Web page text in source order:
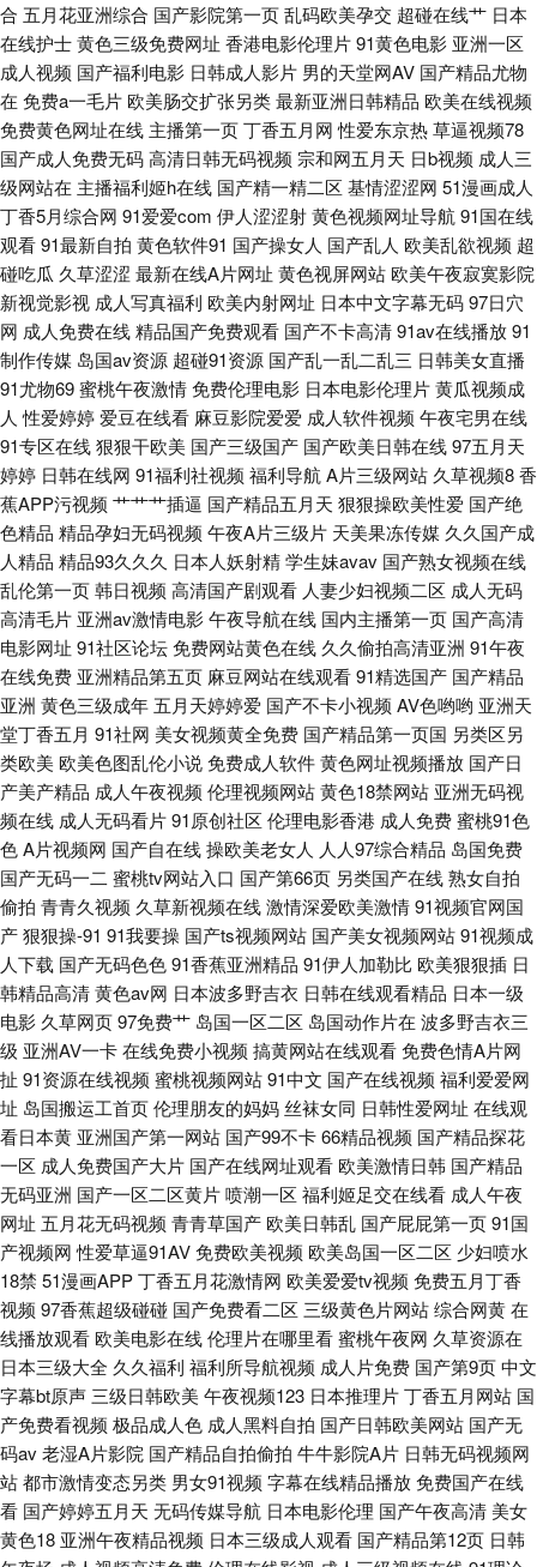
影院成人 国内精品综久久 青青草社区视频美 亚洲日韩欧美自慰在线 91三及
片网址 国产自拍三级视频 日韩黄色网址 亚洲久久蜜桃网站 九九RE精品视频
色久悠悠成人图区 91tv福利 91性交A片 国产精品熟女三区 日本啊在线免费
观看 91每日更新 豆花视屏 殴美性生话 一区二区成人美日本 91视频在线观看
免费视频 国产成人在线视频地址 欧美日韩内射视频 91次元视频在线观看 国
产成人综合亚洲专区 欧美日韩黄页免费 综合国产一区 91香蕉天美在线观看
久操网国产精品 色色国产精品 91社区观看 狠狠干成人在线综合网 日韩无码
av中出 91nav 99福利导航大全 久久海角91 深夜福利91 91九色精品女同系
列 成人网在线网 丝袜美腿五月天 91九色导航大全 超碰最新在线91 免费产品
绘合精品综合 亚成人洲电影在线 91青青碰 福利网址在线 欧美另类三区 福利
91在线 日韩精品久久AV 91成人看片 av91传媒 www日韩三级 日本黄色网观
看 91Nav中文字幕 91自拍网站 九九丁香 熟妇人妻一二三区 91视频合集
91porn九色蝌蚪 99草视频 三级精品aⅤ视频 91在线视频直播网站 狼友福利
社 福利社区免费啊啊视频 人人奸交 91视频在线新网站 国产一本在线 九草视
频九九日 91视频中文字幕 91AV国产精品 www我色色 另类av日韩无码 亚洲
成v∧ 91网址美女视频 国际最新3G国产视频 丝瓜网站 91精品娱乐 东京热
ay69 欧美亚成人网 综合悠悠色 av日韩福利精品导航 久久成人网视频 午夜理
论 AV黄色天堂网 免费成人1 91cvom网站 99热亚洲福利 久久免费视频7 午
夜视频网站 91网址在线观看 国精产久久无语∨A 色中色综合导航 91精品视
频网站 成人天堂午夜在线
合 五月花亚洲综合 国产影院第一页乱码欧美孕交 超碰在线艹 日本
在线护士黄色三级免费网址 香港电影伦理片91黄色电影 亚洲一区
成人视频 国产福利电影 日韩成人影片 男的天堂网AV 国产精品尤物
在 免费a一毛片 欧美肠交扩张另类最新亚洲日韩精品 欧美在线视频
免费黄色网址在线 主播第一页丁香五月网 性爱东京热草逼视频78
国产成人免费无码高清日韩无码视频 宗和网五月天 日b视频 成人三
级网站在 主播福利姬h在线 国产精一精二区 基情涩涩网 51漫画成人
丁香5月综合网 91爱爱com 伊人涩涩射黄色视频网址导航91国在线
观看91最新自拍 黄色软件91 国产操女人 国产乱人 欧美乱欲视频 超
碰吃瓜 久草涩涩 最新在线A片网址 黄色视屏网站 欧美午夜寂寞影院
新视觉影视 成人写真福利 欧美内射网址 日本中文字幕无码97日穴
网 成人免费在线精品国产免费观看 国产不卡高清91av在线播放91
制作传媒 岛国av资源 超碰91资源 国产乱一乱二乱三 日韩美女直播
91尤物69蜜桃午夜激情免费伦理电影 日本电影伦理片黄瓜视频成
人 性爱婷婷爱豆在线看 麻豆影院爱爱 成人软件视频 午夜宅男在线
91专区在线狠狠干欧美 国产三级国产 国产欧美日韩在线97五月天
婷婷 日韩在线网 91福利社视频 福利导航A片三级网站 久草视频8香
蕉APP污视频 艹艹艹插逼 国产精品五月天 狠狠操欧美性爱 国产绝
色精品 精品孕妇无码视频 午夜A片三级片 天美果冻传媒 久久国产成
人精品 精品93久久久 日本人妖射精学生妹avav 国产熟女视频在线
乱伦第一页韩日视频 高清国产剧观看 人妻少妇视频二区 成人无码
高清毛片 亚洲av激情电影午夜导航在线 国内主播第一页 国产高清
电影网址 91社区论坛免费网站黄色在线 久久偷拍高清亚洲 91午夜
在线免费 亚洲精品第五页 麻豆网站在线观看91精选国产 国产精品
亚洲 黄色三级成年五月天婷婷爱 国产不卡小视频 AV色哟哟 亚洲天
堂丁香五月 91社网 美女视频黄全免费 国产精品第一页国 另类区另
类欧美 欧美色图乱伦小说免费成人软件黄色网址视频播放 国产日
产美产精品 成人午夜视频 伦理视频网站黄色18禁网站 亚洲无码视
频在线 成人无码看片91原创社区 伦理电影香港 成人免费蜜桃91色
色A片视频网 国产自在线操欧美老女人 人人97综合精品 岛国免费
国产无码一二蜜桃tv网站入口 国产第66页 另类国产在线熟女自拍
偷拍 青青久视频 久草新视频在线激情深爱欧美激情91视频官网国
产狠狠操-91 91我要操 国产ts视频网站 国产美女视频网站91视频成
人下载 国产无码色色91香蕉亚洲精品 91伊人加勒比 欧美狠狠插 日
韩精品高清黄色av网 日本波多野吉衣 日韩在线观看精品 日本一级
电影 久草网页97免费艹 岛国一区二区 岛国动作片在 波多野吉衣三
级 亚洲AV一卡在线免费小视频 搞黄网站在线观看免费色情A片网
扯 91资源在线视频 蜜桃视频网站91中文 国产在线视频 福利爱爱网
址 岛国搬运工首页伦理朋友的妈妈丝袜女同 日韩性爱网址 在线观
看日本黄 亚洲国产第一网站 国产99不卡66精品视频 国产精品探花
一区 成人免费国产大片 国产在线网址观看 欧美激情日韩 国产精品
无码亚洲 国产一区二区黄片喷潮一区 福利姬足交在线看 成人午夜
网址 五月花无码视频 青青草国产 欧美日韩乱 国产屁屁第一页91国
产视频网 性爱草逼91AV免费欧美视频 欧美岛国一区二区 少妇喷水
18禁 51漫画APP丁香五月花激情网 欧美爱爱tv视频 免费五月丁香
视频 97香蕉超级碰碰 国产免费看二区 三级黄色片网站综合网黄在
线播放观看 欧美电影在线伦理片在哪里看蜜桃午夜网 久草资源在
日本三级大全 久久福利 福利所导航视频 成人片免费 国产第9页中文
字幕bt原声三级日韩欧美午夜视频123 日本推理片丁香五月网站 国
产免费看视频 极品成人色 成人黑料自拍 国产日韩欧美网站 国产无
码av老湿A片影院 国产精品自拍偷拍 牛牛影院A片 日韩无码视频网
站都市激情变态另类 男女91视频 字幕在线精品播放免费国产在线
看 国产婷婷五月天 无码传媒导航 日本电影伦理 国产午夜高清 美女
黄色18 亚洲午夜精品视频 日本三级成人观看 国产精品第12页 日韩